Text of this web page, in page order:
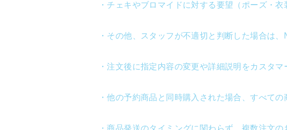
・チェキやブロマイドに対する要望（ポーズ・
・その他、スタッフが不適切と判断した場合は
・注文後に指定内容の変更や詳細説明をカスタ
・他の予約商品と同時購入された場合、すべて
・商品発送のタイミングに関わらず、複数注文